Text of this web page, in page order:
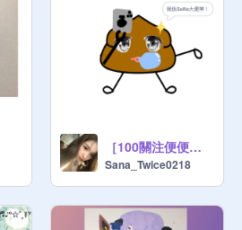
［100關注便便改造畫畫比賽］作品
Sana_Twice0218